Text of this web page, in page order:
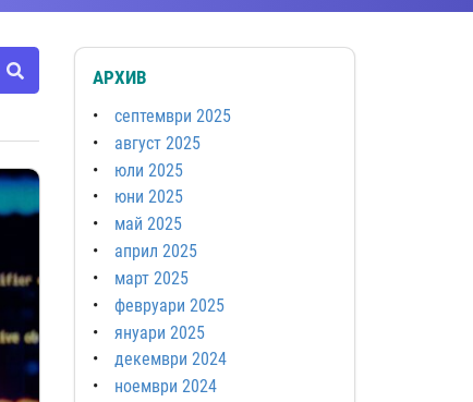
АРХИВ
септември 2025
август 2025
юли 2025
юни 2025
май 2025
април 2025
март 2025
февруари 2025
януари 2025
декември 2024
ноември 2024